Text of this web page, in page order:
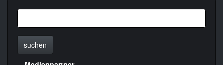
suchen